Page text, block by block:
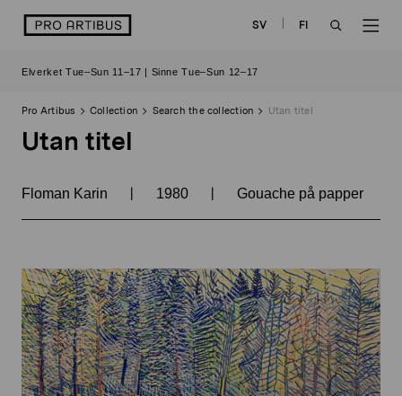
logo SV
FI
Elverket Tue–Sun 11–17 | Sinne Tue–Sun 12–17
Pro Artibus Collection Search the collection Utan titel
Utan titel
Floman Karin | 1980 | Gouache på papper